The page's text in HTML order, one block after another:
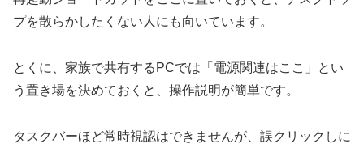
プを散らかしたくない人にも向いています。
とくに、家族で共有するPCでは「電源関連はここ」とい
う置き場を決めておくと、操作説明が簡単です。
タスクバーほど常時視認はできませんが、誤クリックしに